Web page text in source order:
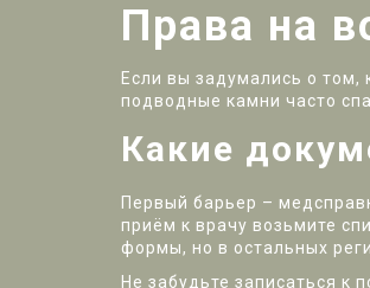
Права на
Если вы задумались о том,
подводные камни часто
Какие
Первый барьер –
приём к врачу возьмите
формы, но в остальных
Не забудьте записаться к